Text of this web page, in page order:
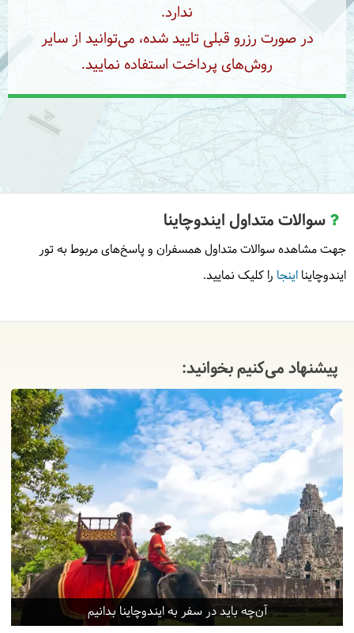
گشتی در خلیج هالونگ خواهیم زد و نهایت استفاده را از
تماشای مناظر جذاب هالونگ بی خواهیم داشت. بعد از
خواهیم شد. در ادامهتور ایندوچاینابه سوی کامبوج پرواز
می‌کنیم.
= سیم ریپ
امروز از بزرگترین بنای مذهبی دنیا دیدن می‌کنیم. بازدیدی
آزاد برای گشت در خیابان معروف پاب استریت سیم ریپ
12 جمعه | 1404/06/21
صبح وقت آزاد برای گشت در روستای شناور و قایق
سواری دریاچه تونل سپ یا گشت موزه سیم ریپ
خواهید داشت. بعد از ظهر وقت آزاد برای خرید در
بازارهای محلی سیم ریپ را داریم.
= لوانگ پرابانگ
13 شنبه September 13, 2025 | 1404/06/22
امروز به سوی شهر لوانگ پرابانگ پرواز خواهیم کرد. پس
از رسیدن به شهر زیبای لوانگ، وقت آزاد برای استراحت
ندارد.
در صورت رزرو قبلی تایید شده، می‌توانید از سایر
روش‌های پرداخت استفاده نمایید.
سوالات متداول ایندوچاینا
جهت مشاهده سوالات متداول همسفران و پاسخ‌های مربوط به تور
ایندوچاینا اینجا را کلیک نمایید.
پیشنهاد می‌کنیم بخوانید:
آن‌چه باید در سفر به ایندوچاینا بدانیم